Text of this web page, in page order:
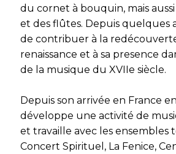
du cornet à bouquin, mais
et des flûtes. Depuis quelques
de contribuer à la
renaissance et à sa presence
de la musique du XVIIe siècle.
Depuis son arrivée en France
développe une activité de
et travaille avec les ensembles
Concert Spirituel, La Fenice,